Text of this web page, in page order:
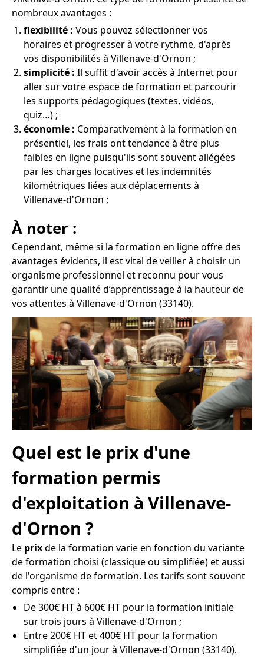
nombreux avantages :
flexibilité : Vous pouvez sélectionner vos
horaires et progresser à votre rythme, d'après
vos disponibilités à Villenave-d'Ornon ;
simplicité : Il suffit d'avoir accès à Internet pour
aller sur votre espace de formation et parcourir
les supports pédagogiques (textes, vidéos,
quiz…) ;
économie : Comparativement à la formation en
présentiel, les frais ont tendance à être plus
faibles en ligne puisqu'ils sont souvent allégées
par les charges locatives et les indemnités
kilométriques liées aux déplacements à
Villenave-d'Ornon ;
À noter :
Cependant, même si la formation en ligne offre des
avantages évidents, il est vital de veiller à choisir un
organisme professionnel et reconnu pour vous
garantir une qualité d’apprentissage à la hauteur de
vos attentes à Villenave-d'Ornon (33140).
Quel est le prix d'une
formation permis
d'exploitation à Villenave-
d'Ornon ?
Le prixde la formation varie en fonction du variante
de formation choisi (classique ou simplifiée) et aussi
de l'organisme de formation. Les tarifs sont souvent
compris entre :
De 300€ HT à 600€ HT pour la formation initiale
sur trois jours à Villenave-d'Ornon ;
Entre 200€ HT et 400€ HT pour la formation
simplifiée d'un jour à Villenave-d'Ornon (33140).